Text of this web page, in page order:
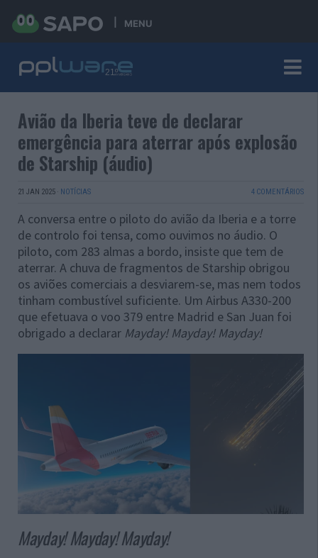
MENU
Avião da Iberia teve de declarar
emergência para aterrar após explosão
de Starship (áudio)
21 JAN 2025 · NOTÍCIAS 4 COMENTÁRIOS
A conversa entre o piloto do avião da Iberia e a torre
de controlo foi tensa, como ouvimos no áudio. O
piloto, com 283 almas a bordo, insiste que tem de
aterrar. A chuva de fragmentos de Starship obrigou
os aviões comerciais a desviarem-se, mas nem todos
tinham combustível suficiente. Um Airbus A330-200
que efetuava o voo 379 entre Madrid e San Juan foi
obrigado a declarar Mayday! Mayday! Mayday!
Mayday! Mayday! Mayday!